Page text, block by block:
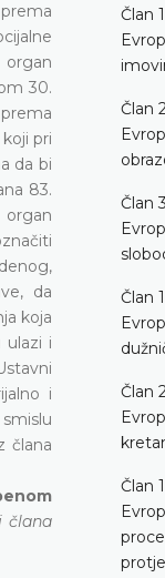
organ
30.
pri
da bi
83.
organ
da
koja
ulazi i
i
člana
člana
Član
Član
Član
Član
Član
Član